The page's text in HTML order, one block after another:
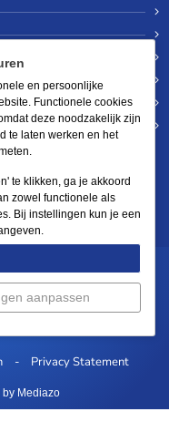
Privacy Statement
by Mediazo
en persoonlijke
Functionele cookies
deze noodzakelijk zijn
te laten werken en het
te klikken, ga je akkoord
zowel functionele als
Bij instellingen kun je een
aanpassen